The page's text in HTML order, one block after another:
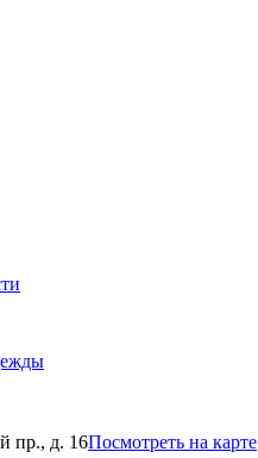
пр., д. 16Посмотреть на карте